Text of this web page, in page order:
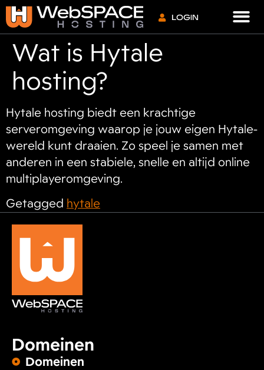
LOGIN
Wat is Hytale
hosting?
Hytale hosting biedt een krachtige
serveromgeving waarop je jouw eigen Hytale-
wereld kunt draaien. Zo speel je samen met
anderen in een stabiele, snelle en altijd online
multiplayeromgeving.
Getagged hytale
Domeinen
Domeinen